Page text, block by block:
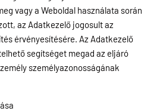
vagy a Weboldal használata során
az Adatkezelő jogosult az
érvényesítésére. Az Adatkezelő
segítséget megad az eljáró
személyazonosságának